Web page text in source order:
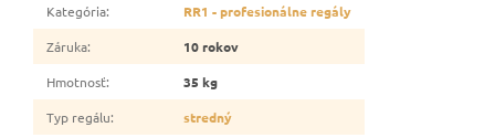
Kategória:
RR1 - profesionálne regály
Záruka:
10 rokov
Hmotnosť:
35 kg
Typ regálu:
stredný